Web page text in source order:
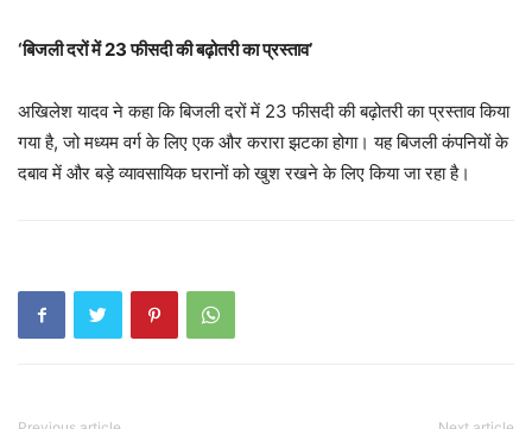
‘बिजली दरों में 23 फीसदी की बढ़ोतरी का प्रस्ताव’
अखिलेश यादव ने कहा कि बिजली दरों में 23 फीसदी की बढ़ोतरी का प्रस्ताव किया
गया है, जो मध्यम वर्ग के लिए एक और करारा झटका होगा। यह बिजली कंपनियों के
दबाव में और बड़े व्यावसायिक घरानों को खुश रखने के लिए किया जा रहा है।